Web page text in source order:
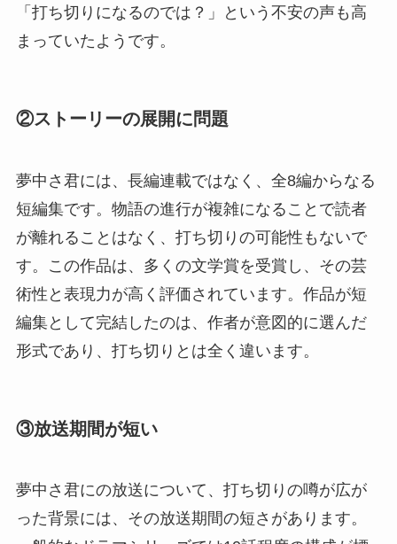
「打ち切りになるのでは？」という不安の声も高
まっていたようです。
②ストーリーの展開に問題
夢中さ君には、長編連載ではなく、全8編からなる
短編集です。物語の進行が複雑になることで読者
が離れることはなく、打ち切りの可能性もないで
す。この作品は、多くの文学賞を受賞し、その芸
術性と表現力が高く評価されています。作品が短
編集として完結したのは、作者が意図的に選んだ
形式であり、打ち切りとは全く違います。
③放送期間が短い
夢中さ君にの放送について、打ち切りの噂が広が
った背景には、その放送期間の短さがあります。